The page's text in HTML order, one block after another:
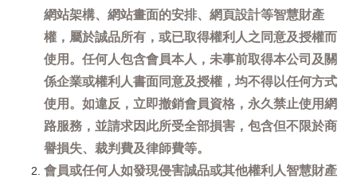
網站架構、網站畫面的安排、網頁設計等智慧財產
權，屬於誠品所有，或已取得權利人之同意及授權而
使用。任何人包含會員本人，未事前取得本公司及關
係企業或權利人書面同意及授權，均不得以任何方式
使用。如違反，立即撤銷會員資格，永久禁止使用網
路服務，並請求因此所受全部損害，包含但不限於商
譽損失、裁判費及律師費等。
會員或任何人如發現侵害誠品或其他權利人智慧財產